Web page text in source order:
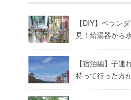
【DIY】ベラン
見！給湯器から
【宿泊編】子
持って行った方